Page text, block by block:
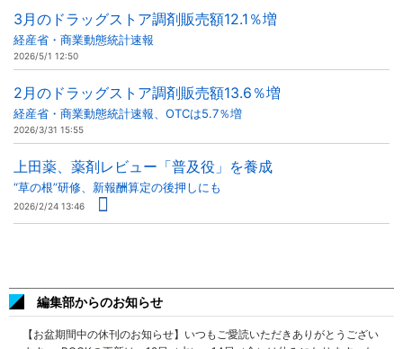
3月のドラッグストア調剤販売額12.1％増
経産省・商業動態統計速報
2026/5/1 12:50
2月のドラッグストア調剤販売額13.6％増
経産省・商業動態統計速報、OTCは5.7％増
2026/3/31 15:55
上田薬、薬剤レビュー「普及役」を養成
“草の根”研修、新報酬算定の後押しにも
2026/2/24 13:46
編集部からのお知らせ
【お盆期間中の休刊のお知らせ】いつもご愛読いただきありがとうござい